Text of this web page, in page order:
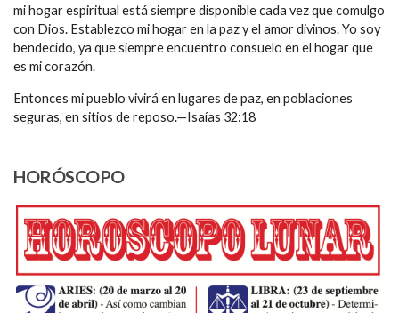
mi hogar espiritual está siempre disponible cada vez que comulgo
con Dios. Establezco mi hogar en la paz y el amor divinos. Yo soy
bendecido, ya que siempre encuentro consuelo en el hogar que
es mi corazón.
Entonces mi pueblo vivirá en lugares de paz, en poblaciones
seguras, en sitios de reposo.—Isaías 32:18
HORÓSCOPO